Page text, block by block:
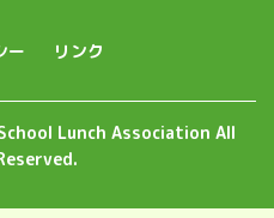
ー リンク
Lunch Association All